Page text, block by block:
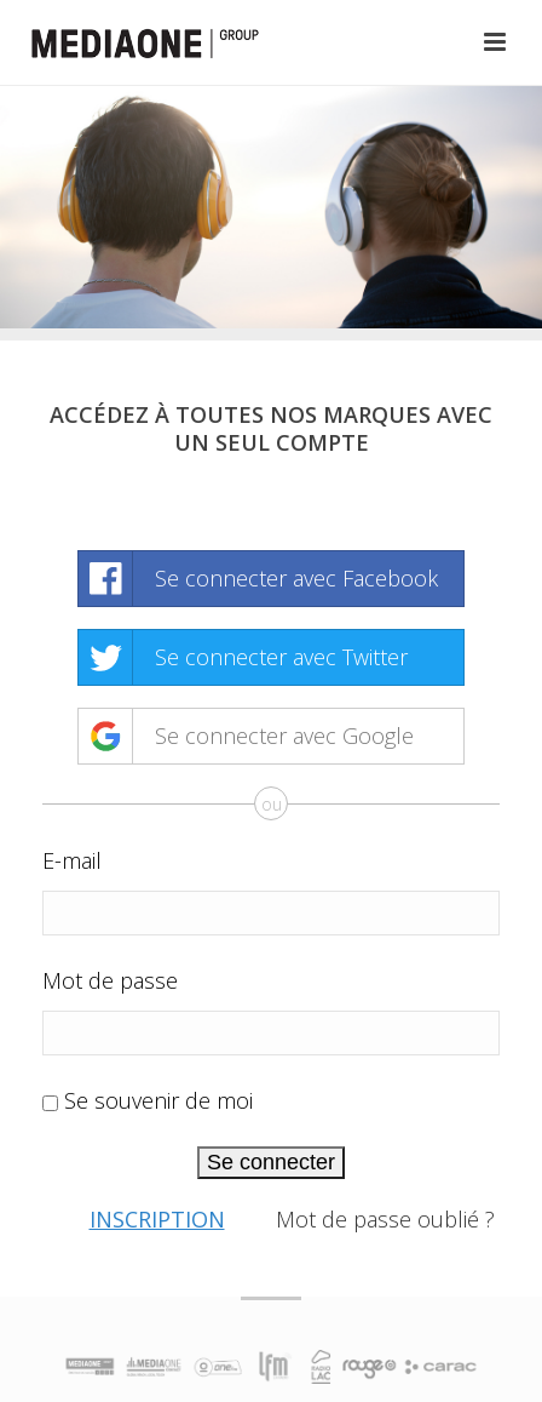
ACCÉDEZ À TOUTES NOS MARQUES AVEC
UN SEUL COMPTE
Se connecter avec Facebook
Se connecter avec Twitter
Se connecter avec Google
ou
E-mail
Mot de passe
Se souvenir de moi
Se connecter
INSCRIPTION Mot de passe oublié ?